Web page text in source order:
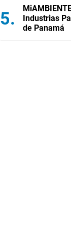
Industrias
de Panamá